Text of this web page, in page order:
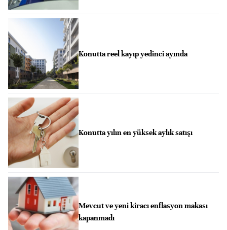
Konutta reel kayıp yedinci ayında
Konutta yılın en yüksek aylık satışı
Mevcut ve yeni kiracı enflasyon makası
kapanmadı